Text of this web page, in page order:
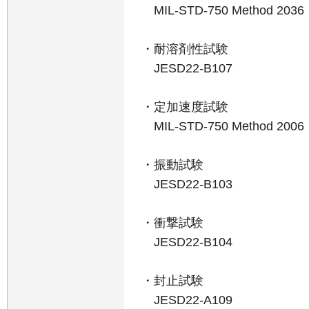
MIL-STD-750 Method 2036
・耐溶剤性試験
JESD22-B107
・定加速度試験
MIL-STD-750 Method 2006
・振動試験
JESD22-B103
・衝撃試験
JESD22-B104
・封止試験
JESD22-A109